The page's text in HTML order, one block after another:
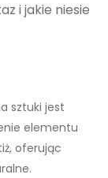
i jakie niesie
sztuki jest
elementu
oferując